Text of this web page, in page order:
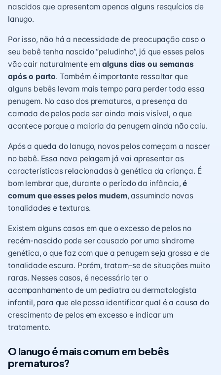
nascidosque apresentam apenas alguns resquícios de
lanugo.
Por isso, não há a necessidade de preocupação caso o
seu bebê tenha nascido “peludinho”, já que esses pelos
vão cair naturalmente em alguns dias ou semanas
após o parto. Também é importante ressaltar que
alguns bebês levam mais tempo para perder toda essa
penugem. No caso dos prematuros, a presença da
camada de pelos pode ser ainda mais visível, o que
acontece porque a maioria da penugem ainda não caiu.
Após a queda do lanugo, novos pelos começam a nascer
no bebê. Essa nova pelagem já vai apresentar as
características relacionadas àgenética da criança. É
bom lembrar que, durante o período da infância,é
comum que esses pelos mudem, assumindo novas
tonalidades e texturas.
Existem alguns casos em que o excesso de pelos no
recém-nascido pode ser causado por uma síndrome
genética, o que faz com que a penugem seja grossa e de
tonalidade escura. Porém, tratam-se de situações muito
raras. Nesses casos, é necessário ter o
acompanhamento de um pediatra ou dermatologista
infantil, para que ele possa identificar qual é a causa do
crescimento de pelos em excesso e indicar um
tratamento.
O lanugo é mais comum em bebês
prematuros?